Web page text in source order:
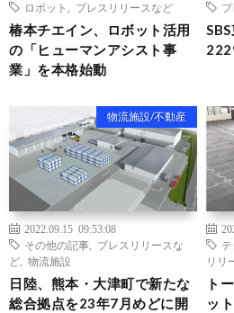
ロボット
プレスリリースなど
椿本チエイン、ロボット活用
の「ヒューマンアシスト事
業」を本格始動
物流施設/不動産
2022.09.15 09:53:08
その他の記事
プレスリリースな
ど
物流施設
日陸、熊本・大津町で新たな
総合拠点を23年7月めどに開
リリ
ト
ッ